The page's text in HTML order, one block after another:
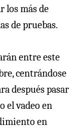
los más de
de pruebas.
entre este
centrándose
después pasar
el vadeo en
en